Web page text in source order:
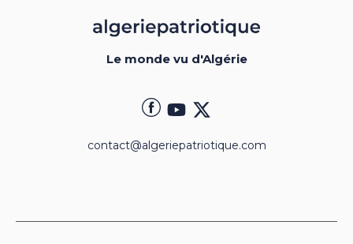
Le monde vu d'Algérie
contact@algeriepatriotique.com